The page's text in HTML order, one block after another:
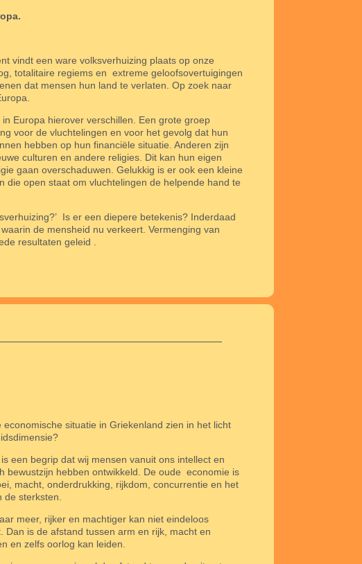
vindt een ware volksverhuizing plaats op onze
totalitaire regiems en extreme geloofsovertuigingen
dat mensen hun land te verlaten. Op zoek naar
in Europa hierover verschillen. Een grote groep
voor de vluchtelingen en voor het gevolg dat hun
hebben op hun financiële situatie. Anderen zijn
culturen en andere religies. Dit kan hun eigen
gaan overschaduwen. Gelukkig is er ook een kleine
die open staat om vluchtelingen de helpende hand te
Is er een diepere betekenis? Inderdaad
de mensheid nu verkeert. Vermenging van
resultaten geleid .
economische situatie in Griekenland zien in het licht
een begrip dat wij mensen vanuit ons intellect en
bewustzijn hebben ontwikkeld. De oude economie is
macht, onderdrukking, rijkdom, concurrentie en het
de sterksten.
meer, rijker en machtiger kan niet eindeloos
is de afstand tussen arm en rijk, macht en
en zelfs oorlog kan leiden.